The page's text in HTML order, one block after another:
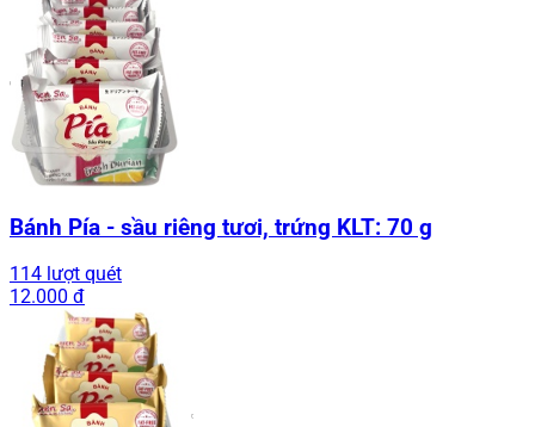
Bánh Pía - sầu riêng tươi, trứng KLT: 70 g
114 lượt quét
12.000 đ